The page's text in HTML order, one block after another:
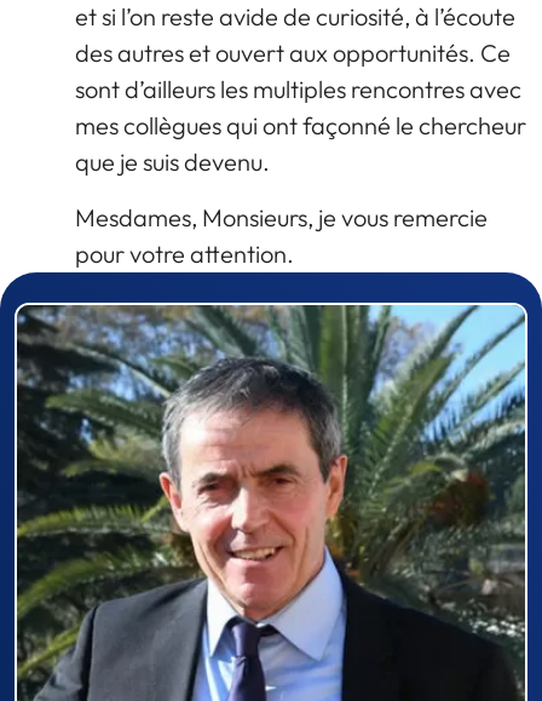
et si l’on reste avide de curiosité, à l’écoute
des autres et ouvert aux opportunités. Ce
sont d’ailleurs les multiples rencontres avec
mes collègues qui ont façonné le chercheur
que je suis devenu.
Mesdames, Monsieurs, je vous remercie
pour votre attention.
Prizewinner detail